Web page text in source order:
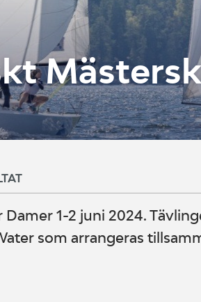
1-2 juni 2024.
som arrangeras